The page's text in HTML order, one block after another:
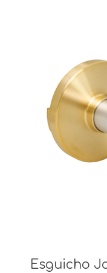
Esguicho